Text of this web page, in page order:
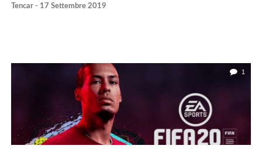
Tencar - 17 Settembre 2019
1